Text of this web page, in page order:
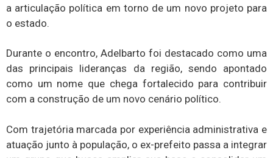
a articulação política em torno de um novo projeto para
o estado.
Durante o encontro, Adelbarto foi destacado como uma
das principais lideranças da região, sendo apontado
como um nome que chega fortalecido para contribuir
com a construção de um novo cenário político.
Com trajetória marcada por experiência administrativa e
atuação junto à população, o ex-prefeito passa a integrar